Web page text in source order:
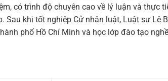
có trình độ chuyên cao về lý luận và thực
Sau khi tốt nghiệp Cử nhân luật, Luật sư Lê
phố Hồ Chí Minh và học lớp đào tạo